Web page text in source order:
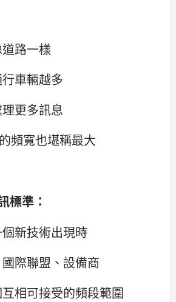
路一樣
車輛越多
更多訊息
頻寬也堪稱最大
標準：
新技術出現時
際聯盟、設備商
相可接受的頻段範圍